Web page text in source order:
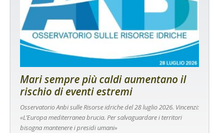
Mari sempre più caldi aumentano il
rischio di eventi estremi
Osservatorio Anbi sulle Risorse idriche del 28 luglio 2026. Vincenzi:
«L’Europa mediterranea brucia. Per salvaguardare i territori
bisogna mantenere i presidi umani»